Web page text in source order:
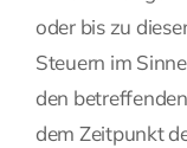
oder bis zu
Steuern im
den
dem Zeitpunkt